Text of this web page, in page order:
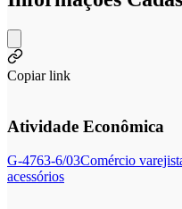
Copiar link
Atividade Econômica
G-4763-6/03Comércio
acessórios